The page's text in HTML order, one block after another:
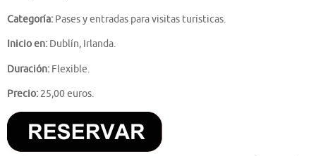
Categoría: Pases y entradas para visitas turísticas.
Inicio en: Dublín, Irlanda.
Duración: Flexible.
Precio: 25,00 euros.